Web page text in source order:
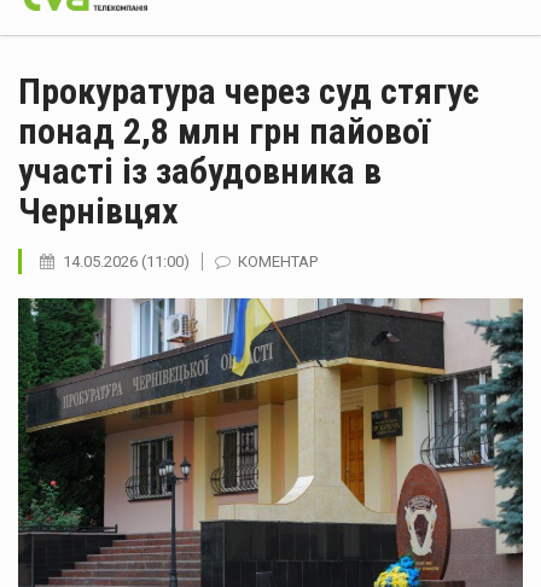
Прокуратура через суд стягує
понад 2,8 млн грн пайової
участі із забудовника в
Чернівцях
14.05.2026 (11:00) КОМЕНТАР